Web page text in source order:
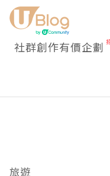
社群創作有價企劃
旅遊